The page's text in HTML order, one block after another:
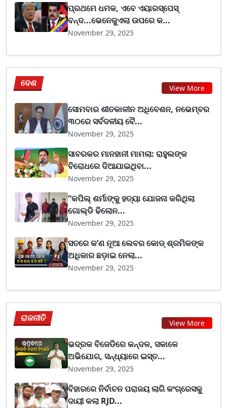
ପ୍ରଥମେ ଧମକ, ଏବେ ଏୟାରସ୍ପେସ୍
ବନ୍ଦ...ଭେନେଜୁଏଲା ଉପରେ କ...
November 29, 2025
ଦେଶ View More
ସୋମବାର ଶୀତକାଳୀନ ଅଧିବେଶନ, ନଭେମ୍ବର
୩୦ରେ ସର୍ବଦଳୀୟ ବୈ...
November 29, 2025
ସାବରକର ମାନହାନୀ ମାମଲା: ରାହୁଲଙ୍କ
ବିରୋଧରେ ଦିଆଯାଇଥିବା...
November 29, 2025
“କପିଲ୍ ଶର୍ମାଙ୍କୁ ହତ୍ୟା ଯୋଜନା କରିଥିଲା
ଗୋଲ୍ଡି ଢିଲୋନ...
November 29, 2025
ସତରେ କ’ଣ ନୂଆ ଲେବର କୋଡ୍‌ ଶ୍ରମିକଙ୍କ
ଅଧିକାର ଛଡ଼ାଇ ନେଲା...
November 29, 2025
ରାଜନୀତି View More
ଭଦ୍ରକ ବିଜେଡିରେ କନ୍ଦଳ, ସକାଳେ
ଅଭିଯୋଗ, ସନ୍ଧ୍ୟାରେ ଇସ୍ତ...
November 29, 2025
ବିହାରରେ ନିର୍ବାଚନ ପରାଜୟ ଲାଗି କଂଗ୍ରେସକୁ
ଦାୟୀ କଲା RJD...